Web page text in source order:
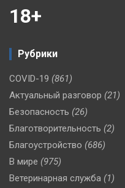
18+
Рубрики
COVID-19 (861)
Актуальный разговор (21)
Безопасность (26)
Благотворительность (2)
Благоустройство (686)
В мире (975)
Ветеринарная служба (1)